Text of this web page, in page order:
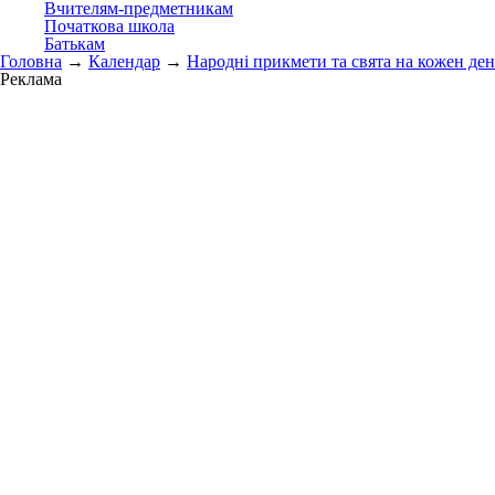
Вчителям-предметникам
Початкова школа
Батькам
Головна → Календар → Народні прикмети та свята на кожен
Реклама